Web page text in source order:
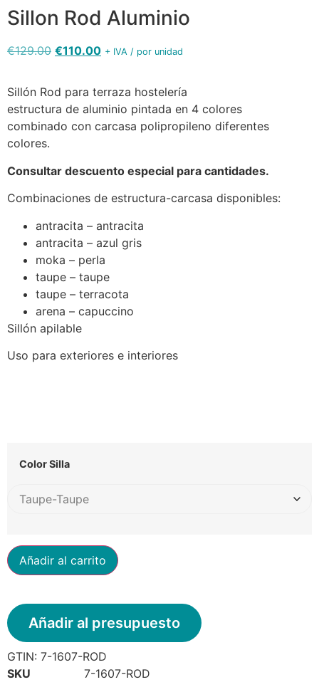
Sillon Rod Aluminio
€129.00 €110.00 + IVA / por unidad
Sillón Rod para terraza hostelería
estructura de aluminio pintada en 4 colores
combinado con carcasa polipropileno diferentes
colores.
Consultar descuento especial para cantidades.
Combinaciones de estructura-carcasa disponibles:
antracita – antracita
antracita – azul gris
moka – perla
taupe – taupe
taupe – terracota
arena – capuccino
Sillón apilable
Uso para exteriores e interiores
Color Silla
Añadir al carrito
Añadir al presupuesto
GTIN: 7-1607-ROD
SKU
7-1607-ROD